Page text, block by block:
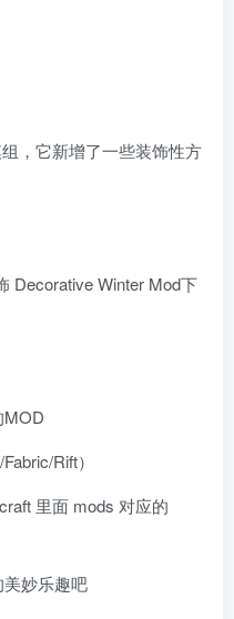
，它新增了一些装饰性方
Rift）
里面 mods 对应的
妙乐趣吧